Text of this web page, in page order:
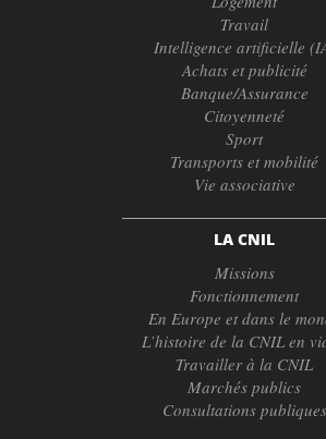
Travail
Intelligence artificielle
Achats et publicité
Banque/Assurance
Citoyenneté
Sport
Transports et mobilité
Vie associative
LA CNIL
Missions
Fonctionnement
En Europe et dans le
L’histoire de la CNIL en
Travailler à la CNIL
Marchés publics
Consultations publiques